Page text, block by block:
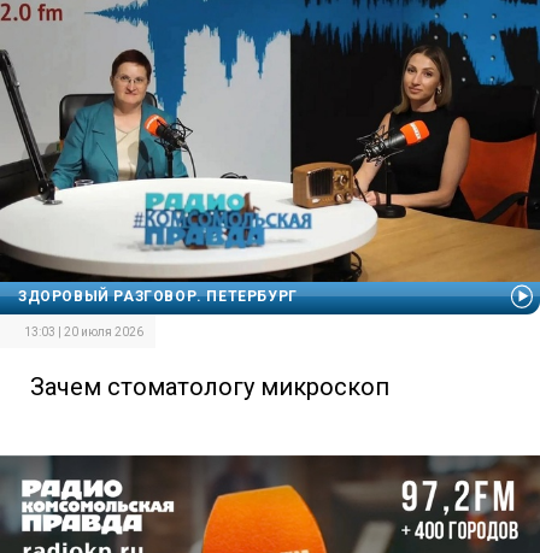
ЗДОРОВЫЙ РАЗГОВОР. ПЕТЕРБУРГ
13:03 | 20 июля 2026
Зачем стоматологу микроскоп